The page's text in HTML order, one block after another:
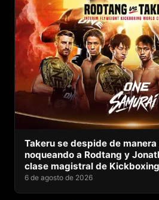
Takeru se despide de
noqueando a Rodtang y
clase magistral de Kickboxing
6 de agosto de 2026